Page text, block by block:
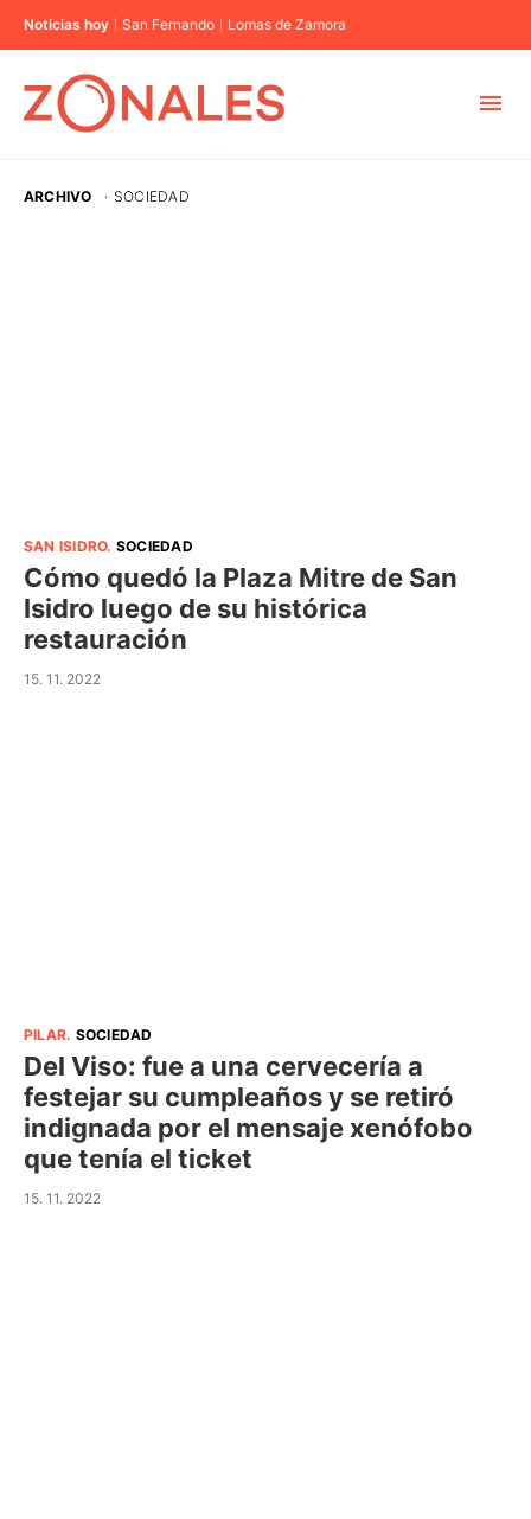
Noticias hoy San Fernando Lomas de Zamora
ARCHIVO · SOCIEDAD
SAN ISIDRO. SOCIEDAD
Cómo quedó la Plaza Mitre de San
Isidro luego de su histórica
restauración
15. 11. 2022
PILAR. SOCIEDAD
Del Viso: fue a una cervecería a
festejar su cumpleaños y se retiró
indignada por el mensaje xenófobo
que tenía el ticket
15. 11. 2022